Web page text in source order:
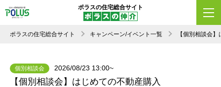
ポラスの住宅総合サイト
ポラスの住宅総合サイト キャンペーン/イベント一覧 【個別相談会
個別相談会 2026/08/23 13:00~
【個別相談会】はじめての不動産購入